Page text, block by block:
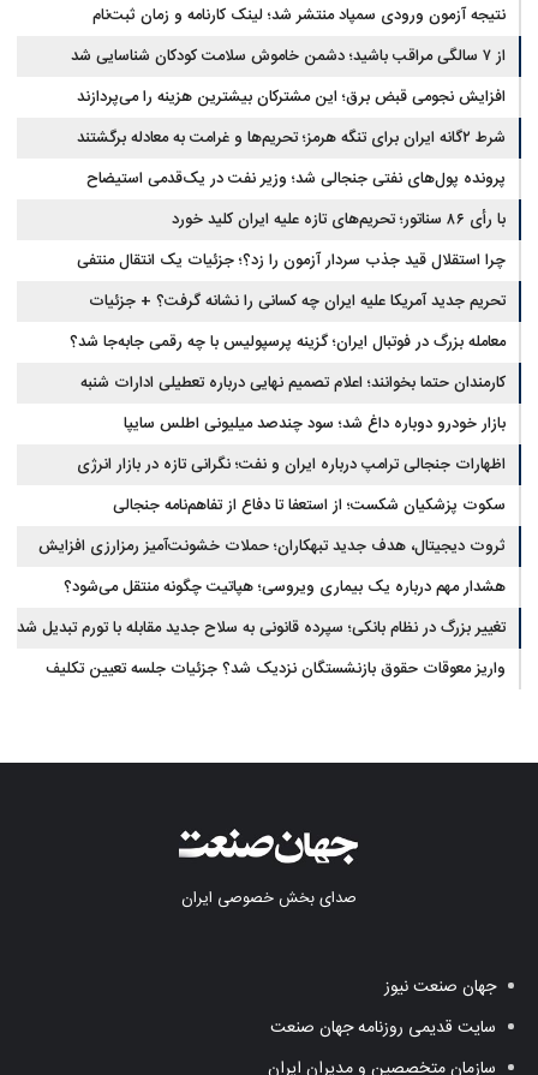
نتیجه آزمون ورودی سمپاد منتشر شد؛ لینک کارنامه و زمان ثبت‌نام
از ۷ سالگی مراقب باشید؛ دشمن خاموش سلامت کودکان شناسایی شد
افزایش نجومی قبض برق؛ این مشترکان بیشترین هزینه را می‌پردازند
شرط ۲گانه ایران برای تنگه هرمز؛ تحریم‌ها و غرامت به معادله برگشتند
پرونده پول‌های نفتی جنجالی شد؛ وزیر نفت در یک‌قدمی استیضاح
با رأی ۸۶ سناتور؛ تحریم‌های تازه علیه ایران کلید خورد
چرا استقلال قید جذب سردار آزمون را زد؟؛ جزئیات یک انتقال منتفی
تحریم جدید آمریکا علیه ایران چه کسانی را نشانه گرفت؟ + جزئیات
معامله بزرگ در فوتبال ایران؛ گزینه پرسپولیس با چه رقمی جابه‌جا شد؟
کارمندان حتما بخوانند؛ اعلام تصمیم نهایی درباره تعطیلی ادارات شنبه
بازار خودرو دوباره داغ شد؛ سود چندصد میلیونی اطلس سایپا
اظهارات جنجالی ترامپ درباره ایران و نفت؛ نگرانی تازه در بازار انرژی
سکوت پزشکیان شکست؛ از استعفا تا دفاع از تفاهم‌نامه جنجالی
ثروت دیجیتال، هدف جدید تبهکاران؛ حملات خشونت‌آمیز رمزارزی افزایش
یافت
هشدار مهم درباره یک بیماری ویروسی؛ هپاتیت چگونه منتقل می‌شود؟
تغییر بزرگ در نظام بانکی؛ سپرده قانونی به سلاح جدید مقابله با تورم تبدیل شد
واریز معوقات حقوق بازنشستگان نزدیک شد؟ جزئیات جلسه تعیین تکلیف
صدای بخش خصوصی ایران
جهان صنعت نیوز
سایت قدیمی روزنامه جهان صنعت
سازمان متخصصین و مدیران ایران